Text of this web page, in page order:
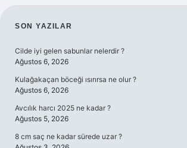
SIDEBAR
SON YAZILAR
Cilde iyi gelen sabunlar nelerdir ?
Ağustos 6, 2026
Kulağakaçan böceği ısırırsa ne olur ?
Ağustos 6, 2026
Avcılık harcı 2025 ne kadar ?
Ağustos 5, 2026
8 cm saç ne kadar sürede uzar ?